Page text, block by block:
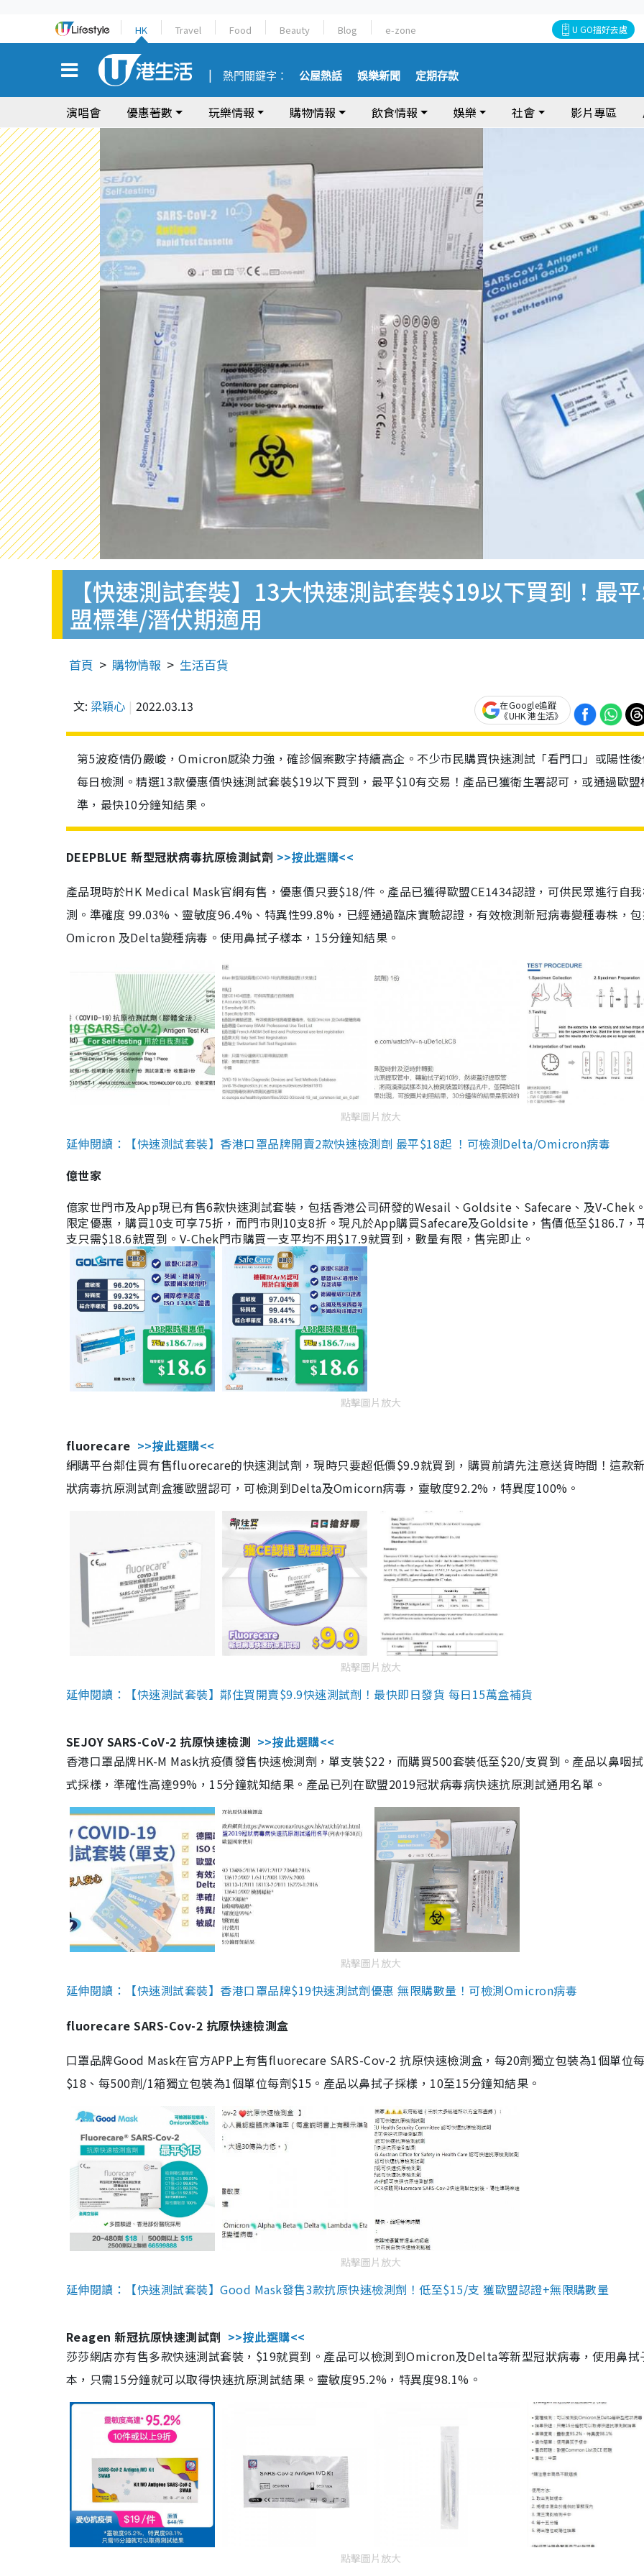
HK Travel Food Beauty Blog e-zone U GO搵好去處
熱門關鍵字： 公屋熱話 娛樂新聞 定期存款
演唱會 優惠著數 玩樂情報 購物情報 飲食情報 娛樂 社會 影片專區
【快速測試套裝】13大快速測試套裝$19以下買到！最
盟標準/潛伏期適用
首頁 購物情報 生活百貨
文: 梁穎心 2022.03.13
在Google追蹤
《UHK 港生活》
第5波疫情仍嚴峻，Omicron感染力強，確診個案數字持續高企。不少市民購買快速測試「看門口」或陽性
每日檢測。精選13款優惠價快速測試套裝$19以下買到，最平$10有交易！產品已獲衛生署認可，或通過歐盟
準，最快10分鐘知結果。
DEEPBLUE 新型冠狀病毒抗原檢測試劑 >>按此選購<<
產品現時於HK Medical Mask官網有售，優惠價只要$18/件。產品已獲得歐盟CE1434認證，可供民眾進行自
測。準確度 99.03%、靈敏度96.4%、特異性99.8%，已經通過臨床實驗認證，有效檢測新冠病毒變種毒株，
Omicron 及Delta變種病毒。使用鼻拭子樣本，15分鐘知結果。
點擊圖片放大
延伸閱讀：【快速測試套裝】香港口罩品牌開賣2款快速檢測劑 最平$18起 ！可檢測Delta/Omicron病毒
億世家
億家世門市及App現已有售6款快速測試套裝，包括香港公司研發的Wesail、Goldsite、Safecare、及V-Chek
限定優惠，購買10支可享75折，而門市則10支8折。現凡於App購買Safecare及Goldsite，售價低至$186.7，
支只需$18.6就買到。V-Chek門市購買一支平均不用$17.9就買到，數量有限，售完即止。
點擊圖片放大
fluorecare >>按此選購<<
網購平台鄰住買有售fluorecare的快速測試劑，現時只要超低價$9.9就買到，購買前請先注意送貨時間！這款
狀病毒抗原測試劑盒獲歐盟認可，可檢測到Delta及Omicorn病毒，靈敏度92.2%，特異度100%。
點擊圖片放大
延伸閱讀：【快速測試套裝】鄰住買開賣$9.9快速測試劑！最快即日發貨 每日15萬盒補貨
SEJOY SARS-CoV-2 抗原快速檢測 >>按此選購<<
香港口罩品牌HK-M Mask抗疫價發售快速檢測劑，單支裝$22，而購買500套裝低至$20/支買到。產品以鼻咽
式採樣，準確性高達99%，15分鐘就知結果。產品已列在歐盟2019冠狀病毒病快速抗原測試通用名單。
點擊圖片放大
延伸閱讀：【快速測試套裝】香港口罩品牌$19快速測試劑優惠 無限購數量！可檢測Omicron病毒
fluorecare SARS-Cov-2 抗原快速檢測盒
口罩品牌Good Mask在官方APP上有售fluorecare SARS-Cov-2 抗原快速檢測盒，每20劑獨立包裝為1個單位
$18、每500劑/1箱獨立包裝為1個單位每劑$15。產品以鼻拭子採樣，10至15分鐘知結果。
點擊圖片放大
延伸閱讀：【快速測試套裝】Good Mask發售3款抗原快速檢測劑！低至$15/支 獲歐盟認證+無限購數量
Reagen 新冠抗原快速測試劑 >>按此選購<<
莎莎網店亦有售多款快速測試套裝，$19就買到。產品可以檢測到Omicron及Delta等新型冠狀病毒，使用鼻拭
本，只需15分鐘就可以取得快速抗原測試結果。靈敏度95.2%，特異度98.1%。
點擊圖片放大